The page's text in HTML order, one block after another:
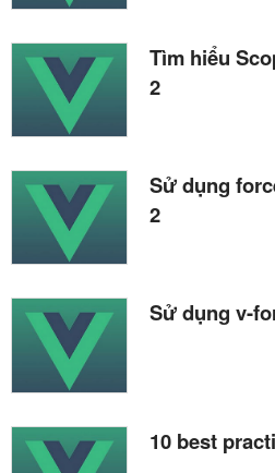
Tìm hiểu
2
Sử dụng
2
Sử dụng v-
10 best